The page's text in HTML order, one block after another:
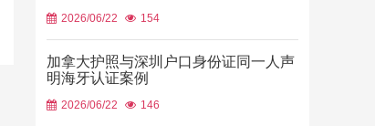
2026/06/22 154
加拿大护照与深圳户口身份证同一人声
明海牙认证案例
2026/06/22 146